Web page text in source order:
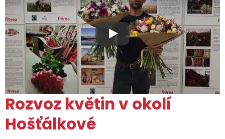
Proč jsou květiny z Florea
Rozvoz květin v okolí
Hošťálkové